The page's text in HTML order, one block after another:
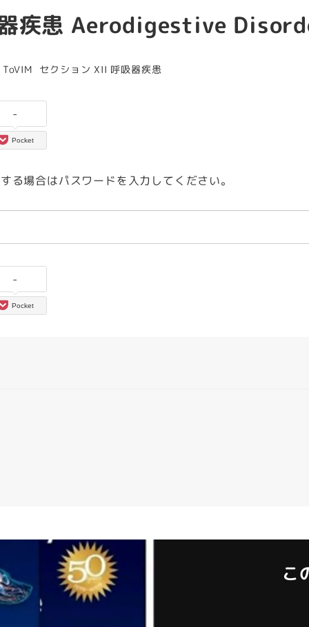
疾患 Aerodigestive
カテゴリー
セクション XII 呼吸器疾患
-
Pocket
る場合はパスワードを入力してください。
-
Pocket
こ